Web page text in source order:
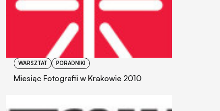
WARSZTAT PORADNIKI
Miesiąc Fotografii w Krakowie 2010